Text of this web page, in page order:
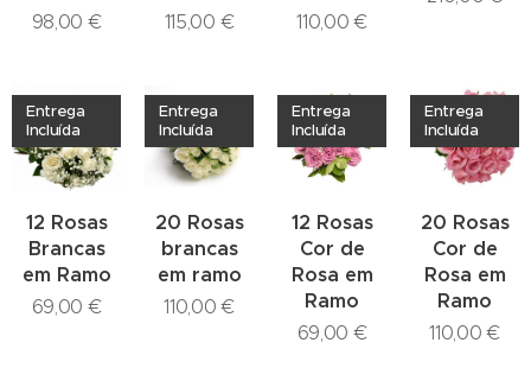
98,00 € 115,00 € 110,00 €
12 Rosas
Brancas
em Ramo
Entrega
Incluída
69,00 €
20 Rosas
brancas
em ramo
Entrega
Incluída
110,00 €
12 Rosas
Cor de
Rosa em
Ramo
Entrega
Incluída
69,00 €
20 Rosas
Cor de
Rosa em
Ramo
Entrega
Incluída
110,00 €